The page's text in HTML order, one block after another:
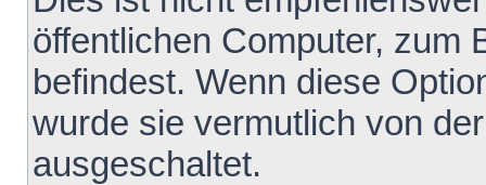
öffentlichen Computer, zum
befindest. Wenn diese
wurde sie vermutlich von
ausgeschaltet.